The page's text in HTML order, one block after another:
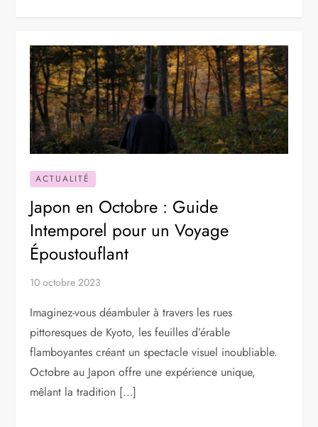
ACTUALITÉ
Japon en Octobre : Guide
Intemporel pour un Voyage
Époustouflant
10 octobre 2023
Imaginez-vous déambuler à travers les rues
pittoresques de Kyoto, les feuilles d’érable
flamboyantes créant un spectacle visuel inoubliable.
Octobre au Japon offre une expérience unique,
mêlant la tradition […]